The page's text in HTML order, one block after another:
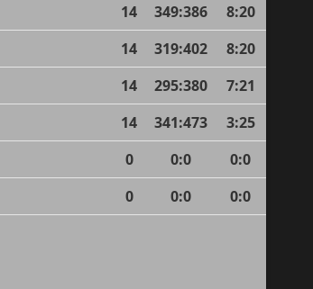
14 349:386
8:20
14 319:402
8:20
14 295:380
7:21
14 341:473
3:25
0 0:0
0:0
0 0:0 0:0